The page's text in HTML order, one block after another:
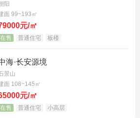
自然与繁华
传世之宅”，泷悦·玖宸的择址理
地产对高端居住需求的深刻洞
山，既享有“近山而不靠山”的绝
捷链接城市核心资源，实现“出
的理想生活状态。
阳
面 99~193㎡
元/㎡
在售 普通住宅 板楼
海·长安源境
景山
面 108~145㎡
元/㎡
在售 普通住宅 小高层